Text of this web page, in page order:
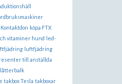
Kontaktdon köpa FTX
vitaminer hund led-
luftfjädring
till anställda
takbox Tesla takboxar